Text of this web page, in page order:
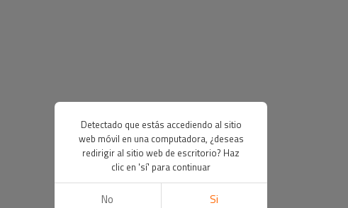
Detectado que estás accediendo al sitio
web móvil en una computadora, ¿deseas
redirigir al sitio web de escritorio? Haz
clic en 'sí' para continuar
No Si